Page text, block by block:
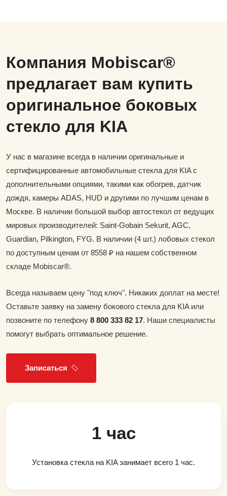
Компания Mobiscar®
предлагает вам купить
оригинальное боковых
стекло для KIA
У нас в магазине всегда в наличии оригинальные и
сертифицированные автомобильные стекла для KIA с
дополнительными опциями, такими как обогрев, датчик
дождя, камеры ADAS, HUD и другими по лучшим ценам в
Москве. В наличии большой выбор автостекол от ведущих
мировых производителей: Saint-Gobain Sekurit, AGC,
Guardian, Pilkington, FYG. В наличии (4 шт.) лобовых стекол
по доступным ценам от 8558 ₽ на нашем собственном
складе Mobiscar®.
Всегда называем цену "под ключ". Никаких доплат на месте!
Оставьте заявку на замену бокового стекла для KIA или
позвоните по телефону 8 800 333 82 17. Наши специалисты
помогут выбрать оптимальное решение.
Записаться
1 час
Установка стекла на KIA занимает всего 1 час.